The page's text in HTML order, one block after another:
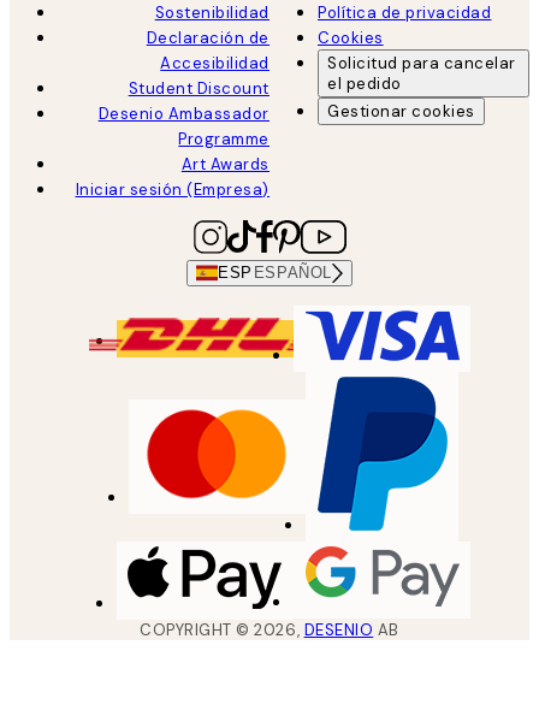
Sostenibilidad
Declaración de
Accesibilidad
Student Discount
Desenio Ambassador
Programme
Art Awards
Iniciar sesión (Empresa)
Política de privacidad
Cookies
Solicitud para cancelar
el pedido
Gestionar cookies
ESP ESPAÑOL
COPYRIGHT ©2026, DESENIO AB